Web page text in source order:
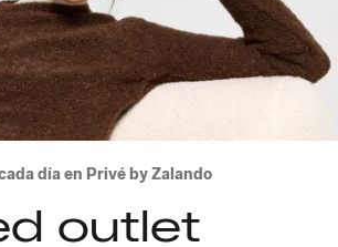
día en Privé by Zalando
outlet